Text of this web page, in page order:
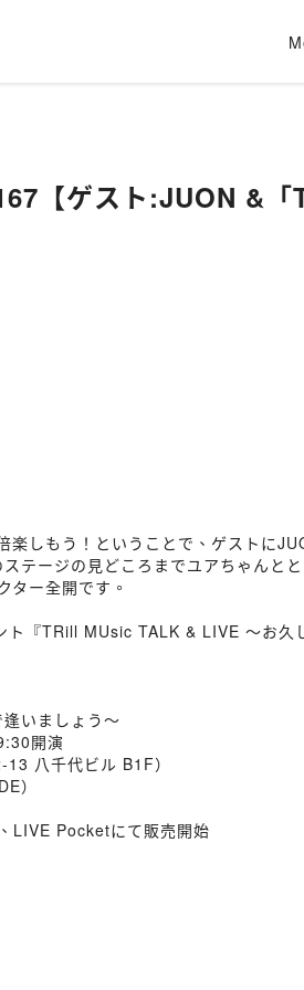
【ゲスト:JUON &「
しもう！ということで、ゲストに
テージの見どころまでユアちゃんと
ター全開です。
『TRill MUsic TALK & LIVE 〜お久
いましょう〜
開演
八千代ビル B1F）
）
LIVE Pocketにて販売開始